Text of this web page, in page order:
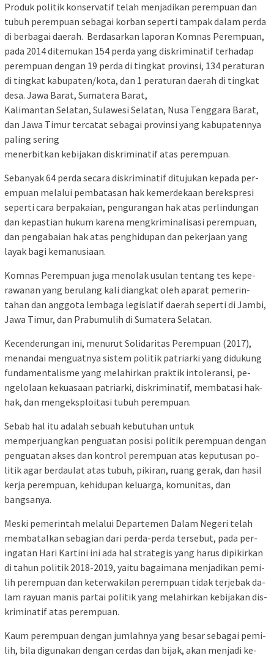
Produk politik konservatif te­­lah menjadikan perempuan dan
tubuh perempuan sebagai kor­­ban seperti tampak dalam per­­da
di berbagai daerah. Ber­da­­sarkan laporan Komnas Pe­rem­­puan,
pada 2014 di­te­mu­kan 154 perda yang dis­kri­mi­na­­tif terhadap
perempuan de­n­gan 19 perda di tingkat pro­vin­si, 134 peraturan
di tingkat ka­­bu­pa­ten/kota, dan 1 per­atur­­an dae­­r­ah di tingkat
desa. Ja­wa Ba­rat, Sumatera Barat,
Ka­­li­man­tan Selatan, Sulawesi S­elatan, N­u­sa Tenggara Barat,
dan Jawa Ti­mur tercatat se­ba­gai provinsi yang ka­bu­pa­ten­nya
paling se­ring
me­ner­bit­kan ke­bijakan dis­­kriminatif atas perempuan.
Sebanyak 64 perda secara dis­kriminatif ditujukan kepada pe­r­
empuan melalui pem­ba­ta­s­an hak kemerdekaan ber­eks­p­re­si
seperti cara berpakaian, pe­ngu­rangan hak atas per­lin­dung­an
dan kepastian hukum ka­­r­e­na mengkriminalisasi pe­rem­puan,
dan pengabaian hak atas penghidupan dan pe­ker­ja­an yang
layak bagi ke­ma­nu­si­a­an.
Komnas Perempuan juga me­nolak usulan tentang tes ke­pe­­
rawanan yang berulang kali di­angkat oleh aparat p­e­me­rin­
tahan dan anggota lembaga l­e­gis­latif daerah seperti di Jambi,
Ja­wa Timur, dan Prabumulih di Su­matera Selatan.
Kecenderungan ini, me­nu­rut Solidaritas Perempuan (2017),
menandai menguatnya sis­tem politik patriarki yang di­dukung
fundamentalisme yang m­e­lahirkan praktik intoleransi, pe­
ngelolaan kekuasaan pat­riar­ki, diskriminatif, membatasi hak-
hak, dan mengeksploitasi t­u­buh perempuan.
Sebab hal itu ada­lah sebuah kebutuhan un­tuk
memperjuangkan pe­nguat­an posisi politik perempuan de­ngan
penguatan akses dan kon­trol perempuan atas keputusan po­
litik agar berdaulat atas tu­buh, pikiran, ruang gerak, dan ha­sil
kerja perempuan, ke­hi­dup­an keluarga, komunitas, dan
bangsanya.
Meski pemerintah melalui De­­partemen Dalam Negeri te­lah
membatalkan sebagian da­ri perda-perda tersebut, pada pe­­r­­
ingat­an Hari Kartini ini ada hal stra­tegis yang harus di­pi­kir­kan
di tahun politik 2018-2019, ya­itu bagaimana men­ja­di­kan pe­mi­
lih perempuan dan ke­t­er­wa­kil­an perempuan ti­dak terjebak da­
lam rayuan ma­nis partai po­li­tik yang me­la­hir­kan kebijakan dis­
kriminatif atas perempuan.
Kaum pe­rem­puan dengan ju­m­lah­nya yang besar se­bagai pe­mi­
lih, bi­la di­gu­na­kan dengan cer­das dan bijak, akan menjadi k­e­